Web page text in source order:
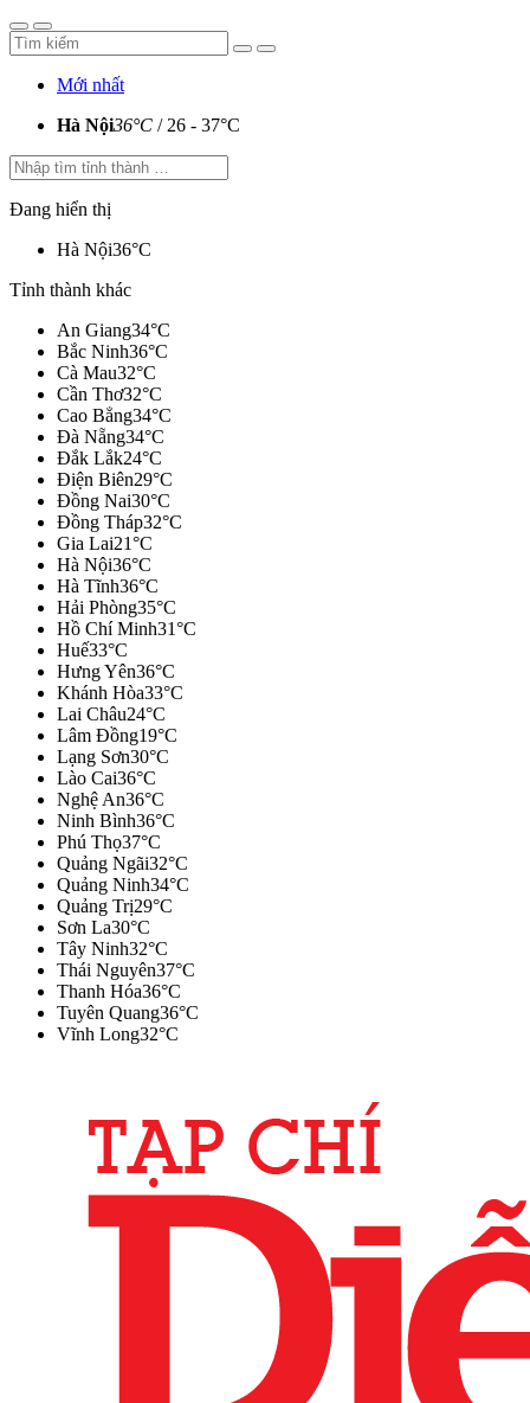
Mới nhất
Hà Nội36°C/ 26 - 37°C
Hà Nội36°C
Tỉnh thành khác
An Giang34°C
Bắc Ninh36°C
Cà Mau32°C
Cần Thơ32°C
Cao Bẳng34°C
Đà Nẵng34°C
Đắk Lắk24°C
30°C
Đồng Tháp 32°C